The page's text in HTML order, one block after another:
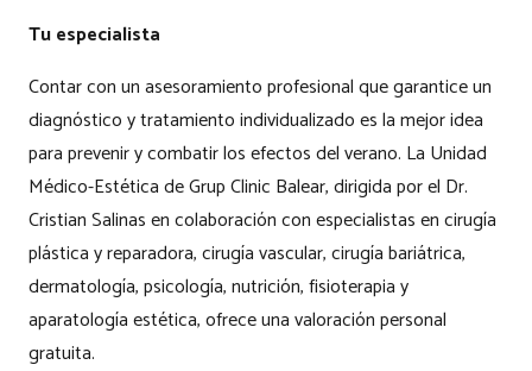
Tu especialista
Contar con un asesoramiento profesional que garantice un
diagnóstico y tratamiento individualizado es la mejor idea
para prevenir y combatir los efectos del verano. La Unidad
Médico-Estética de Grup Clinic Balear, dirigida por el Dr.
Cristian Salinas en colaboración con especialistas en cirugía
plástica y reparadora, cirugía vascular, cirugía bariátrica,
dermatología, psicología, nutrición, fisioterapia y
aparatología estética, ofrece una valoración personal
gratuita.